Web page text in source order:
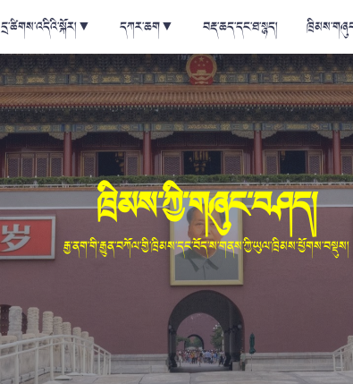
དྲ་ཚིགས་འདིའི་སྐོར།▼ དཀར་ཆག▼ བརྡ་ཆད་དང་ཐ་སྙད།
ཁྲིམས་ཀྱི་གཞུང་བཤད།
རྒྱ་ནག་གི་རྒྱུན་བཀོལ་གྱི་ཁྲིམས་དང་བོད་ས་གནས་ཀྱི་ཡུལ་ཁྲིམས་ཕྱོགས་བསྡུས།